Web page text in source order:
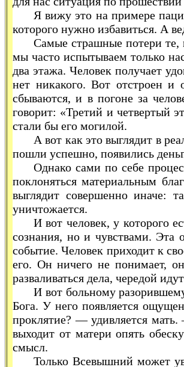
Я вижу это на примере
которого нужно избавиться. А
Самые страшные потери те,
мы часто испытываем только
два этажа. Человек получает
нет никакого. Вот отстроен и
сбываются, и в погоне за
говорит: «Третий и четвертый
стали бы его могилой.
А вот как это выглядит в
пошли успешно, появились
Однако сами по себе
поклоняться материальным
выглядит совершенно иначе:
уничтожается.
И вот человек, у которого
сознания, но и чувствами. Эта
событие. Человек приходит к
его. Он ничего не понимает,
разваливаться дела, чередой
И вот больному
Бога. У него появляется
проклятие? — удивляется
выходит от матери опять
смысл.
Только Всевышний может